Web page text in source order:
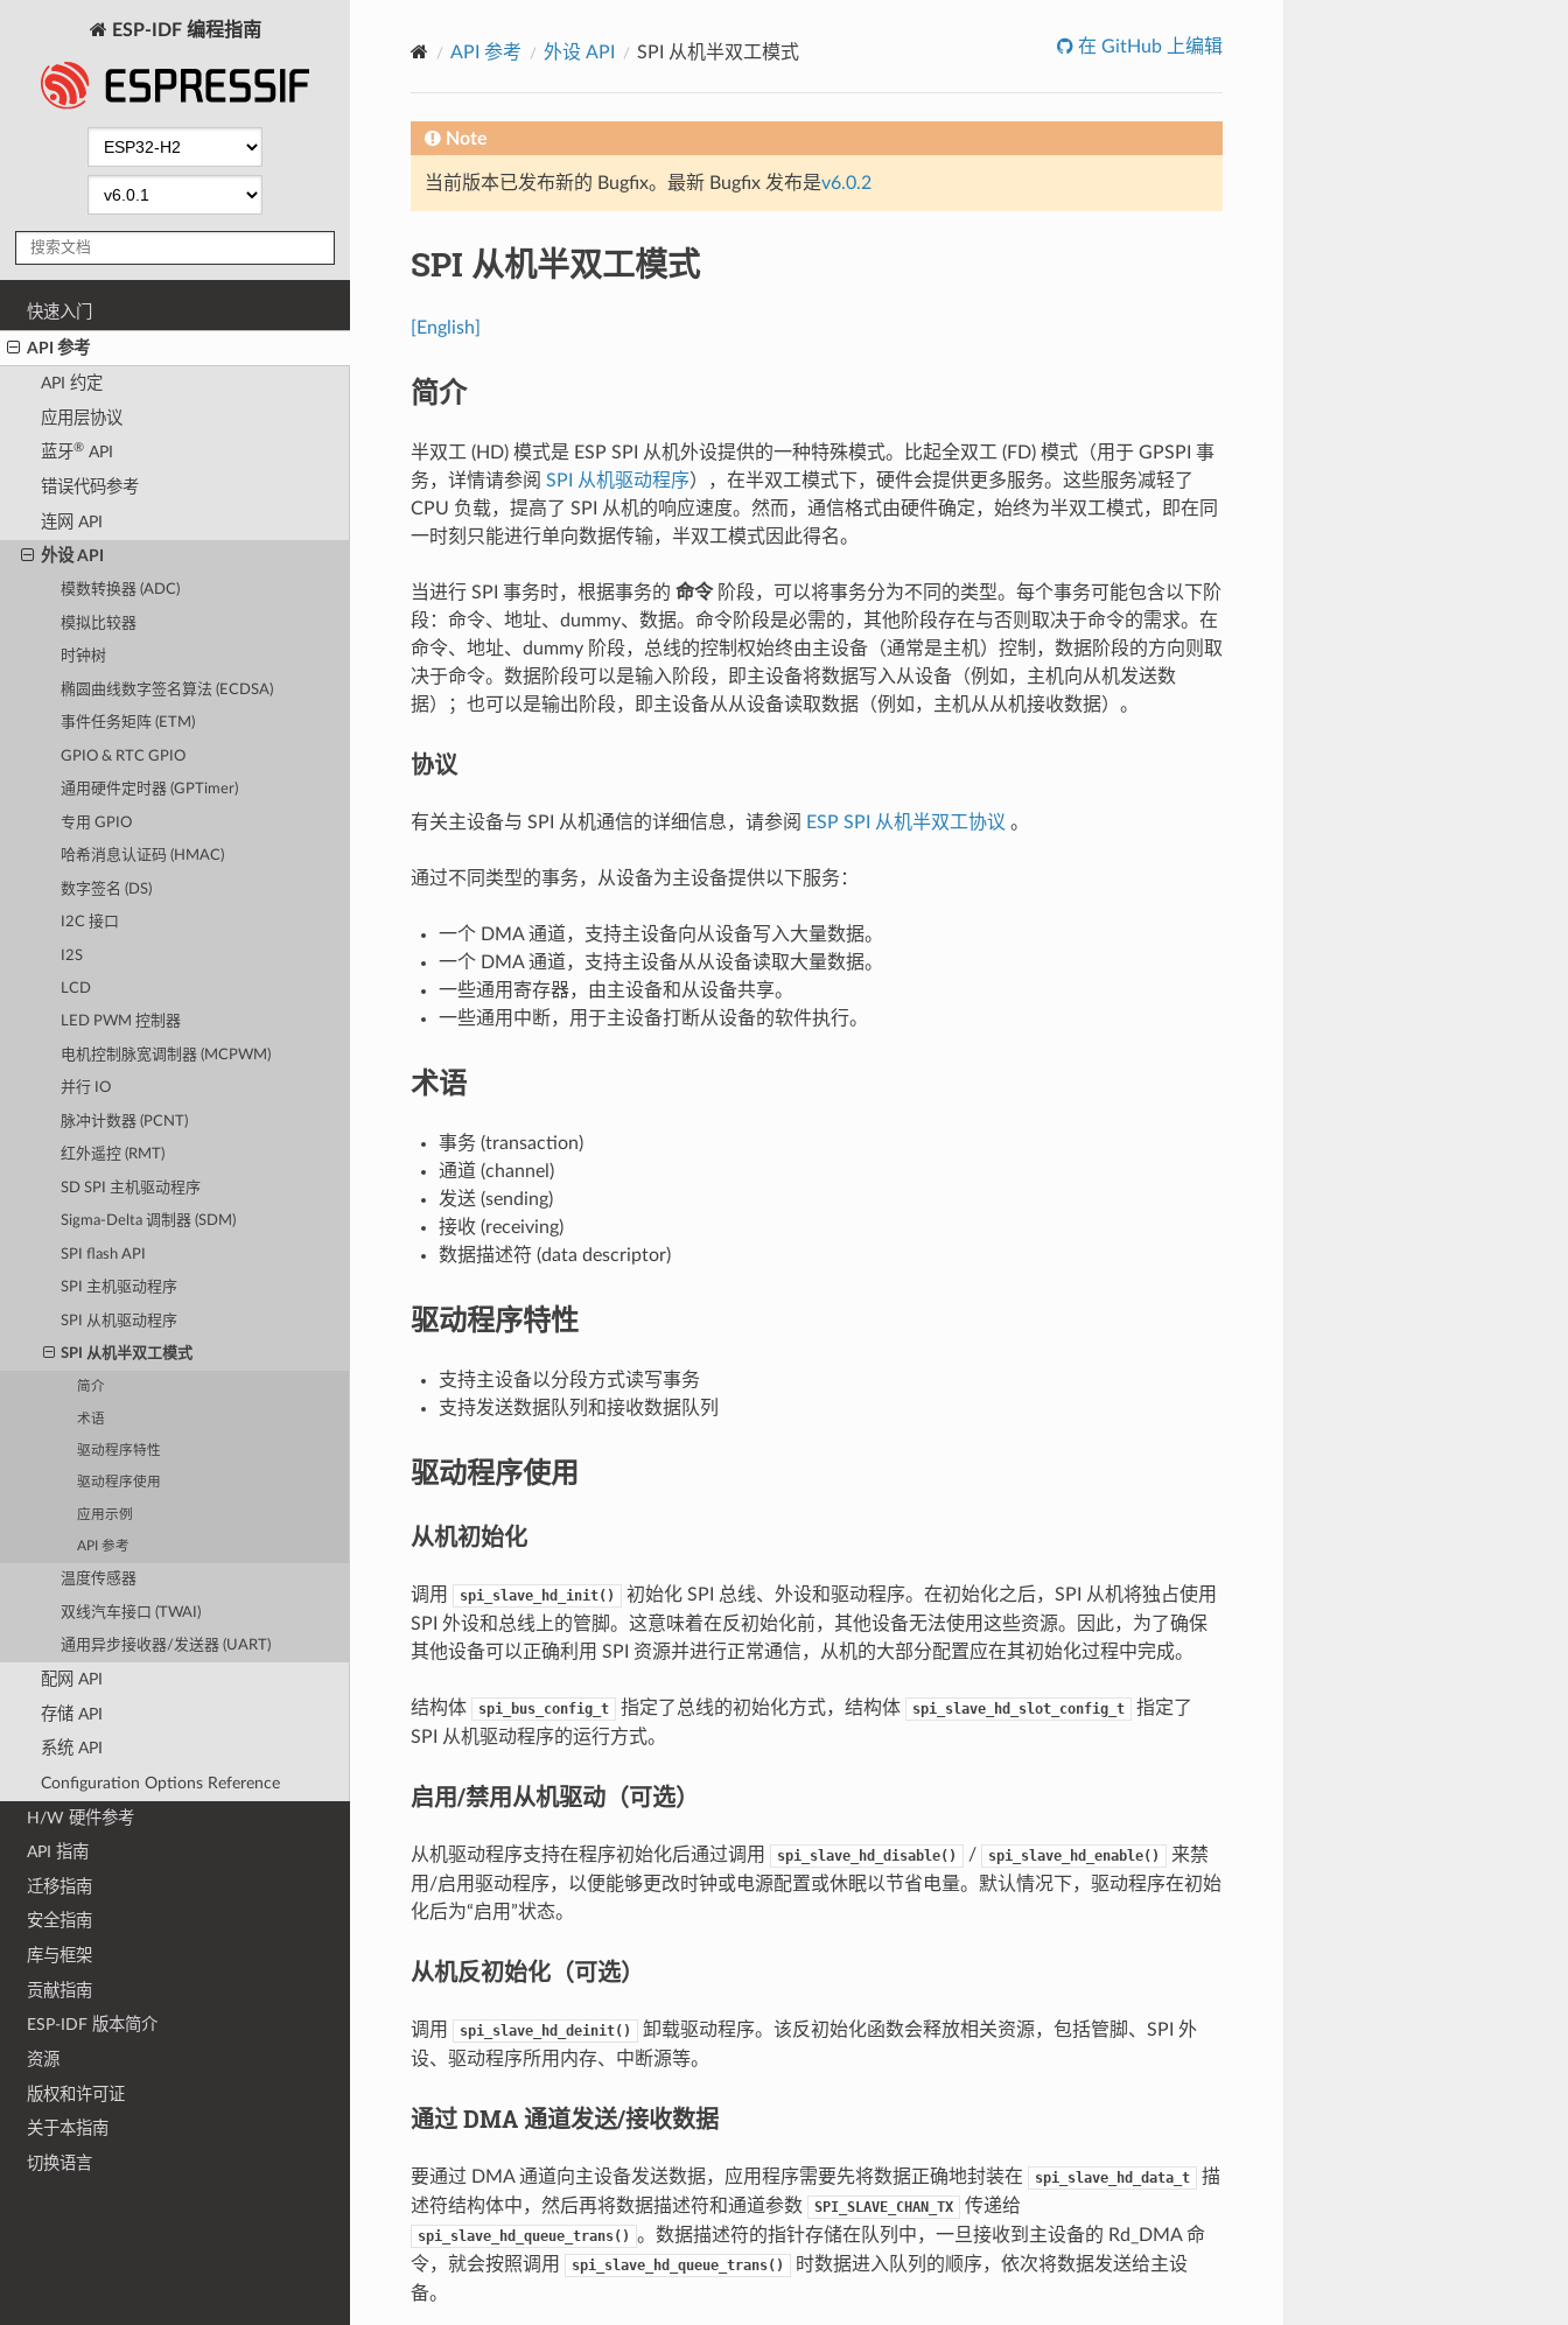
ESP-IDF 编程指南
快速入门
API 参考
API 约定
应用层协议
蓝牙®API
错误代码参考
连网 API
外设 API
模数转换器 (ADC)
模拟比较器
时钟树
椭圆曲线数字签名算法 (ECDSA)
事件任务矩阵 (ETM)
GPIO & RTC GPIO
通用硬件定时器 (GPTimer)
专用 GPIO
哈希消息认证码 (HMAC)
数字签名 (DS)
I2C 接口
I2S
LCD
LED PWM 控制器
电机控制脉宽调制器 (MCPWM)
并行 IO
脉冲计数器 (PCNT)
红外遥控 (RMT)
SD SPI 主机驱动程序
Sigma-Delta 调制器 (SDM)
SPI flash API
SPI 主机驱动程序
SPI 从机驱动程序
SPI 从机半双工模式
简介
术语
驱动程序特性
驱动程序使用
应用示例
API 参考
温度传感器
双线汽车接口 (TWAI)
通用异步接收器/发送器 (UART)
配网 API
存储 API
系统 API
Configuration Options Reference
H/W 硬件参考
API 指南
迁移指南
安全指南
库与框架
贡献指南
ESP-IDF 版本简介
资源
版权和许可证
关于本指南
切换语言
API 参考 外设 API SPI 从机半双工模式 在 GitHub 上编辑
Note
当前版本已发布新的 Bugfix。最新 Bugfix 发布是v6.0.2
SPI 从机半双工模式
[English]
简介
半双工 (HD) 模式是 ESP SPI 从机外设提供的一种特殊模式。比起全双工 (FD) 模式（用于 GPSPI 事
务，详情请参阅 SPI 从机驱动程序），在半双工模式下，硬件会提供更多服务。这些服务减轻了
CPU 负载，提高了 SPI 从机的响应速度。然而，通信格式由硬件确定，始终为半双工模式，即在同
一时刻只能进行单向数据传输，半双工模式因此得名。
当进行 SPI 事务时，根据事务的 命令阶段，可以将事务分为不同的类型。每个事务可能包含以下阶
段：命令、地址、dummy、数据。命令阶段是必需的，其他阶段存在与否则取决于命令的需求。在
命令、地址、dummy 阶段，总线的控制权始终由主设备（通常是主机）控制，数据阶段的方向则取
决于命令。数据阶段可以是输入阶段，即主设备将数据写入从设备（例如，主机向从机发送数
据）；也可以是输出阶段，即主设备从从设备读取数据（例如，主机从从机接收数据）。
协议
有关主设备与 SPI 从机通信的详细信息，请参阅 ESP SPI 从机半双工协议 。
通过不同类型的事务，从设备为主设备提供以下服务：
一个 DMA 通道，支持主设备向从设备写入大量数据。
一个 DMA 通道，支持主设备从从设备读取大量数据。
一些通用寄存器，由主设备和从设备共享。
一些通用中断，用于主设备打断从设备的软件执行。
术语
事务 (transaction)
通道 (channel)
发送 (sending)
接收 (receiving)
数据描述符 (data descriptor)
驱动程序特性
支持主设备以分段方式读写事务
支持发送数据队列和接收数据队列
驱动程序使用
从机初始化
调用 spi_slave_hd_init()
初始化 SPI 总线、外设和驱动程序。在初始化之后，SPI 从机将独占使用
SPI 外设和总线上的管脚。这意味着在反初始化前，其他设备无法使用这些资源。因此，为了确保
其他设备可以正确利用 SPI 资源并进行正常通信，从机的大部分配置应在其初始化过程中完成。
结构体 spi_bus_config_t 指定了总线的初始化方式，结构体 spi_slave_hd_slot_config_t
指定了
SPI 从机驱动程序的运行方式。
启用/禁用从机驱动（可选）
从机驱动程序支持在程序初始化后通过调用 spi_slave_hd_disable() / spi_slave_hd_enable()
来禁
用/启用驱动程序，以便能够更改时钟或电源配置或休眠以节省电量。默认情况下，驱动程序在初始
化后为“启用”状态。
从机反初始化（可选）
调用 spi_slave_hd_deinit()
卸载驱动程序。该反初始化函数会释放相关资源，包括管脚、SPI 外
设、驱动程序所用内存、中断源等。
通过 DMA 通道发送/接收数据
要通过 DMA 通道向主设备发送数据，应用程序需要先将数据正确地封装在 spi_slave_hd_data_t
描
述符结构体中，然后再将数据描述符和通道参数
SPI_SLAVE_CHAN_TX 传递给
spi_slave_hd_queue_trans() 。数据描述符的指针存储在队列中，一旦接收到主设备的 Rd_DMA 命
令，就会按照调用
spi_slave_hd_queue_trans()
时数据进入队列的顺序，依次将数据发送给主设
备。